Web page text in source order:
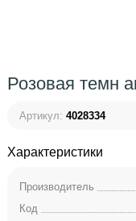
Розовая темн
Артикул: 4028334
Характеристики
Производитель
Код